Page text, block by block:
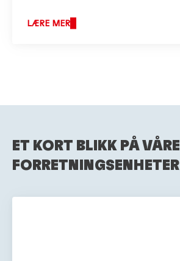
LÆRE MER
ET KORT BLIKK PÅ VÅRE
FORRETNINGSENHETER